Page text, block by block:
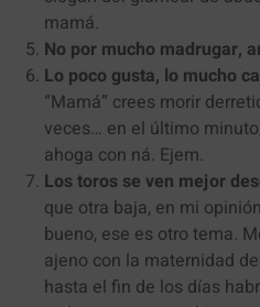
mamá.
No por mucho madrugar,
Lo poco gusta, lo mucho
“Mamá” crees morir
veces… en el último
ahoga con ná. Ejem.
Los toros se ven mejor
que otra baja, en mi
bueno, ese es otro tema.
ajeno con la maternidad
hasta el fin de los días